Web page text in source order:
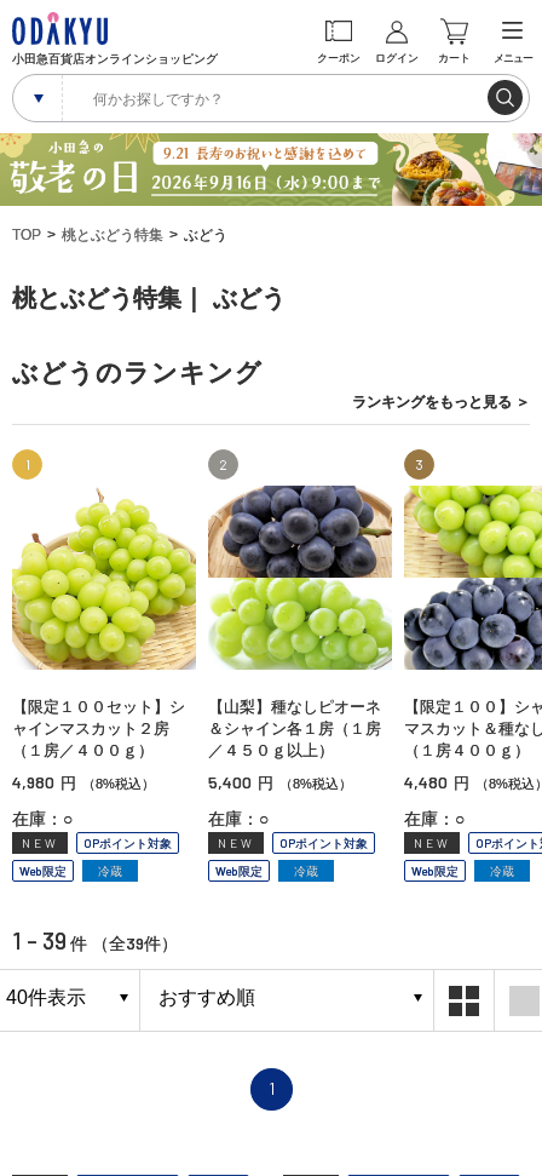
小田急百貨店オンラインショッピング クーポン ログイン カート メニュー
TOP 桃とぶどう特集 ぶどう
桃とぶどう特集｜ ぶどう
ぶどうのランキング
ランキングをもっと見る ＞
1
【限定１００セット】シ
ャインマスカット２房
（１房／４００ｇ）
4,980 円 （8%税込）
在庫：○
NEW
OPポイント対象
Web限定
冷蔵
2
【山梨】種なしピオーネ
＆シャイン各１房（１房
／４５０ｇ以上）
5,400 円 （8%税込）
在庫：○
NEW
OPポイント対象
Web限定
冷蔵
3
【限定１００】シ
マスカット＆種な
（１房４００ｇ）
4,480 円 （8%税込
在庫：○
NEW
OPポイン
Web限定
冷蔵
1 - 39 件 （全39件）
1